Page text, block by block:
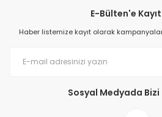
E-Bülten'e
Haber listemize kayıt olarak
Sosyal Medyada Bizi